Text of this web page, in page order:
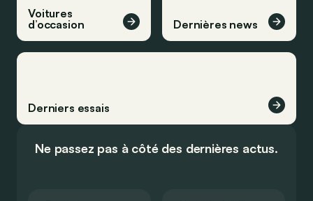
Voitures
d’occasion
Dernières news
Derniers essais
Ne passez pas à côté des dernières actus.